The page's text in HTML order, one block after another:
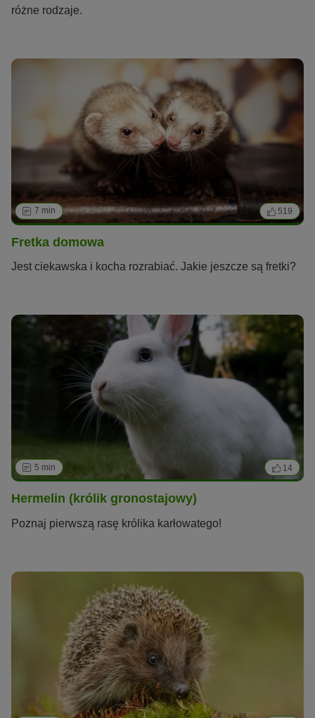
różne rodzaje.
7 min 519
Fretka domowa
Jest ciekawska i kocha rozrabiać. Jakie jeszcze są fretki?
5 min 14
Hermelin (królik gronostajowy)
Poznaj pierwszą rasę królika karłowatego!